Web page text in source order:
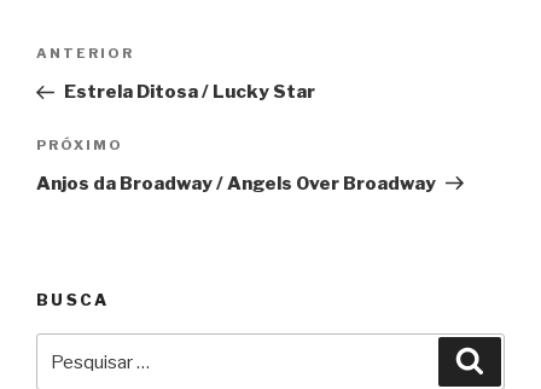
Post
Anterior
ANTERIOR
Estrela Ditosa / Lucky Star
Próximo
PRÓXIMO
Anjos da Broadway / Angels Over Broadway
BUSCA
por: